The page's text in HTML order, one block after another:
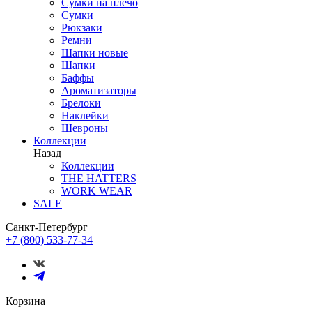
Сумки на плечо
Сумки
Рюкзаки
Ремни
Шапки новые
Шапки
Баффы
Ароматизаторы
Брелоки
Наклейки
Шевроны
Коллекции
Назад
Коллекции
THE HATTERS
WORK WEAR
SALE
Санкт-Петербург
+7 (800) 533-77-34
Корзина